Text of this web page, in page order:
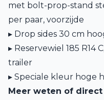
met bolt-prop-stand
per paar, voorzijde
▸ Drop sides 30 cm
▸ Reservewiel 185
trailer
▸ Speciale kleur hoge
Meer weten of